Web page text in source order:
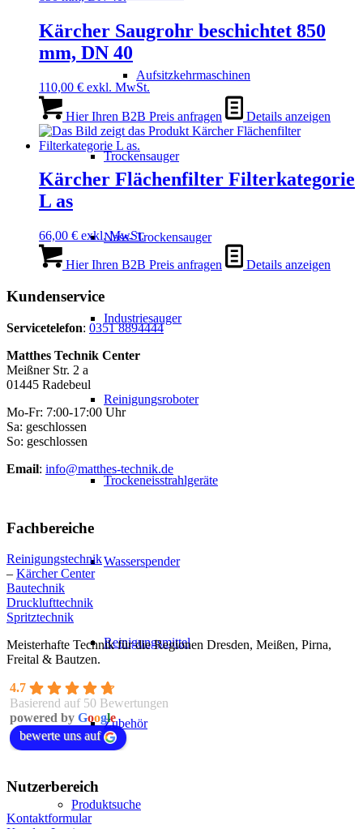
Aufsitzkehrmaschinen
Trockensauger
Nass- Trockensauger
Industriesauger
Reinigungsroboter
Trockeneisstrahlgeräte
Wasserspender
Reinigungsmittel
Zubehör
Produktsuche
Kärcher Saugrohr beschichtet 850
mm, DN 40
110,00 € exkl. MwSt.
Hier Ihren B2B Preis anfragen Details anzeigen
Kärcher Flächenfilter Filterkategorie
L as
66,00 € exkl. MwSt.
Hier Ihren B2B Preis anfragen Details anzeigen
Kundenservice
Servicetelefon: 0351 8894444
Matthes Technik Center
Meißner Str. 2 a
01445 Radebeul
Mo-Fr: 7:00-17:00 Uhr
Sa: geschlossen
So: geschlossen
Email: info@matthes-technik.de
Fachbereiche
Reinigungstechnik
– Kärcher Center
Bautechnik
Drucklufttechnik
Spritztechnik
Meisterhafte Technik für die Regionen Dresden, Meißen, Pirna,
Freital & Bautzen.
4.7
Basierend auf 50 Bewertungen
powered by Google
bewerte uns auf
Nutzerbereich
Kontaktformular